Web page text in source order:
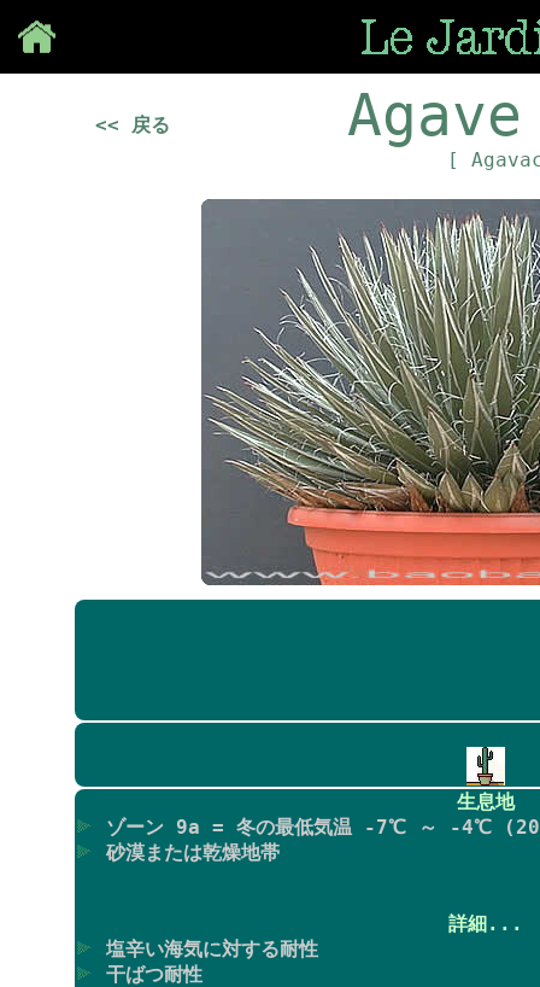
<< 戻る
[
生息地
ゾーン 9a = 冬の最低気温 -7℃ ～ -4℃
砂漠または乾燥地帯
詳細...
塩辛い海気に対する耐性
干ばつ耐性